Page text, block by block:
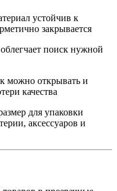
устойчив к
закрывается
поиск нужной
можно открывать и
качества
для упаковки
аксессуаров и